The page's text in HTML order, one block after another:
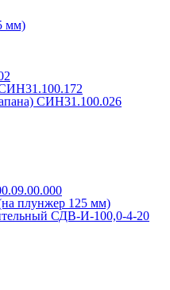
мм)
СИН31.100.026
плунжер 125 мм)
СДВ-И-100,0-4-20